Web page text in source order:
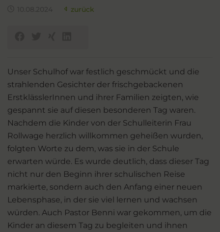
zurück
Unser Schulhof war festlich geschmückt und die
strahlenden Gesichter der frischgebackenen
ErstklässlerInnen und ihrer Familien zeigten, wie
gespannt sie auf diesen besonderen Tag waren.
Nachdem die Kinder von der Schulleiterin Frau
Rollwage herzlich willkommen geheißen wurden,
folgten Worte zu dem, was sie in der Schule
erwarten würde. Es wurde deutlich, dass dieser Tag
nicht nur den Beginn ihrer schulischen Reise
markierte, sondern auch den Anfang einer neuen
Lebensphase, in der sie viel lernen und wachsen
würden. Auch Pastor Benni war gekommen, um die
Kinder an diesem Tag zu begleiten und ihnen